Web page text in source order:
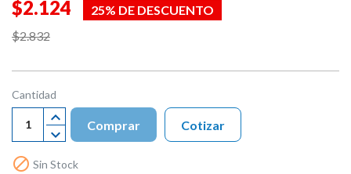
$2.124
25% DE DESCUENTO
$2.832
Cantidad
Comprar
 Sin Stock
Cotizar